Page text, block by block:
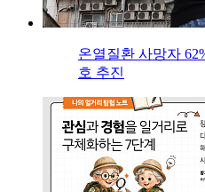
온열질환 사망자
호 추진